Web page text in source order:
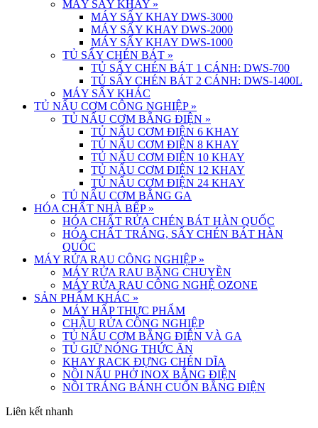
MÁY SẤY KHAY »
MÁY SẤY KHAY DWS-3000
MÁY SẤY KHAY DWS-2000
MÁY SẤY KHAY DWS-1000
TỦ SẤY CHÉN BÁT »
TỦ SẤY CHÉN BÁT 1 CÁNH: DWS-700
TỦ SẤY CHÉN BÁT 2 CÁNH: DWS-1400L
MÁY SẤY KHÁC
TỦ NẤU CƠM CÔNG NGHIỆP »
TỦ NẤU CƠM BẰNG ĐIỆN »
TỦ NẤU CƠM ĐIỆN 6 KHAY
TỦ NẤU CƠM ĐIỆN 8 KHAY
TỦ NẤU CƠM ĐIỆN 10 KHAY
TỦ NẤU CƠM ĐIỆN 12 KHAY
TỦ NẤU CƠM ĐIỆN 24 KHAY
TỦ NẤU CƠM BẰNG GA
HÓA CHẤT NHÀ BẾP »
HÓA CHẤT RỬA CHÉN BÁT HÀN QUỐC
HÓA CHẤT TRÁNG, SẤY CHÉN BÁT HÀN
QUỐC
MÁY RỬA RAU CÔNG NGHIỆP »
MÁY RỬA RAU BĂNG CHUYỀN
MÁY RỬA RAU CÔNG NGHỆ OZONE
SẢN PHẨM KHÁC »
MÁY HẤP THỰC PHẨM
CHẬU RỬA CÔNG NGHIỆP
TỦ NẤU CƠM BẰNG ĐIỆN VÀ GA
TỦ GIỮ NÓNG THỨC ĂN
KHAY RACK ĐỰNG CHÉN DĨA
NỒI NẤU PHỞ INOX BẰNG ĐIỆN
NỒI TRÁNG BÁNH CUỐN BẰNG ĐIỆN
Liên kết nhanh